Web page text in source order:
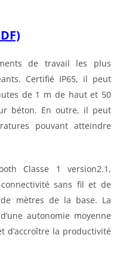
de travail les plus
Certifié IP65, il peut
de 1 m de haut et 50
béton. En outre, il peut
pouvant atteindre
Classe 1 version2.1,
sans fil et de
de mètres de la base. La
autonomie moyenne
d’accroître la productivité